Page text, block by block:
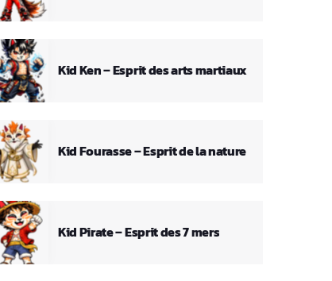
Kid Ken – Esprit des arts martiaux
Kid Fourasse – Esprit de la nature
Kid Pirate – Esprit des 7 mers